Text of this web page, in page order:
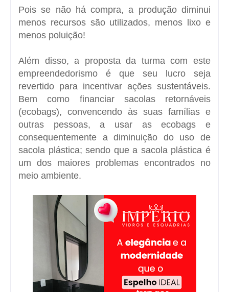
Pois se não há compra, a produção diminui
menos recursos são utilizados, menos lixo e
menos poluição!
Além disso, a proposta da turma com este
empreendedorismo é que seu lucro seja
revertido para incentivar ações sustentáveis.
Bem como financiar sacolas retornáveis
(ecobags), convencendo às suas famílias e
outras pessoas, a usar as ecobags e
consequentemente a diminuição do uso de
sacola plástica; sendo que a sacola plástica é
um dos maiores problemas encontrados no
meio ambiente.